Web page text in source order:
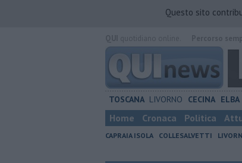
Questo sito
TOSCANA LIVORNO CECINA ELBA
Home Cronaca Politica
CAPRAIA ISOLA COLLESALVETTI